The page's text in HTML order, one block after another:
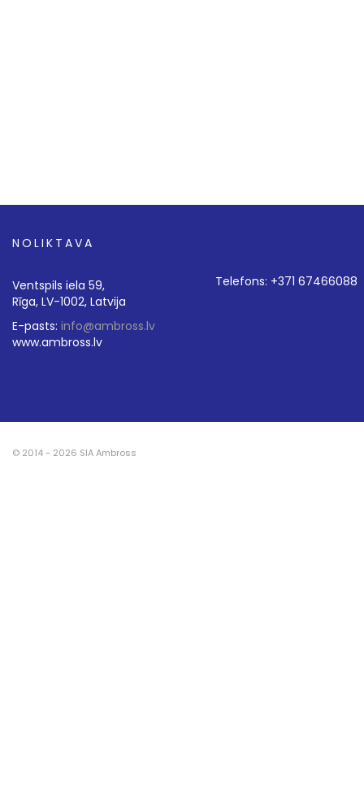
NOLIKTAVA
Ventspils iela 59,
Rīga, LV-1002, Latvija
E-pasts: info@ambross.lv
www.ambross.lv
Telefons: +371 67466088
© 2014 - 2026 SIA Ambross